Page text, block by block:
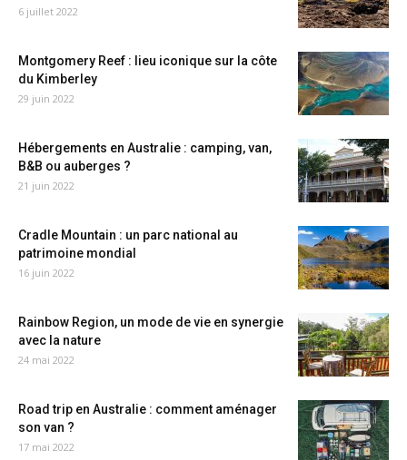
6 juillet 2022
Montgomery Reef : lieu iconique sur la côte
du Kimberley
29 juin 2022
Hébergements en Australie : camping, van,
B&B ou auberges ?
21 juin 2022
Cradle Mountain : un parc national au
patrimoine mondial
16 juin 2022
Rainbow Region, un mode de vie en synergie
avec la nature
24 mai 2022
Road trip en Australie : comment aménager
son van ?
17 mai 2022